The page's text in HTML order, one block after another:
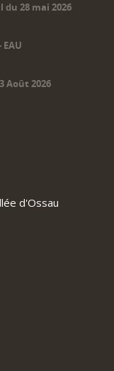
28 mai 2026
EAU
Août 2026
d'Ossau